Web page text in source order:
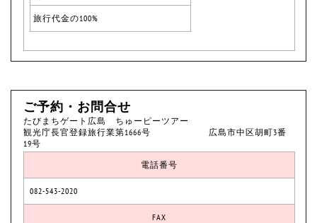
旅行代金の100%
ご予約・お問合せ
たびまちゲート広島 ちゅーピーツアー
観光庁長官登録旅行業第1666号 広島市中区胡町3番
19号
電話番号
082-543-2020
FAX